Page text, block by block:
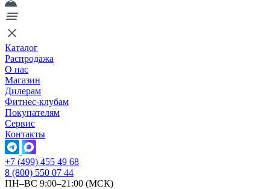
Каталог
Распродажа
О нас
Магазин
Дилерам
Фитнес-клубам
Покупателям
Сервис
Контакты
+7 (499) 455 49 68
8 (800) 550 07 44
ПН–ВС 9:00–21:00 (МСК)